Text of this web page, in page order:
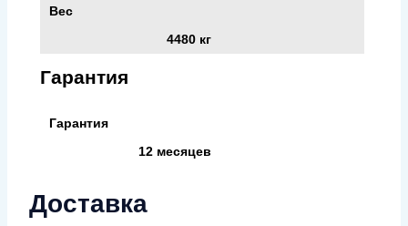
Вес
4480 кг
Гарантия
Гарантия
12 месяцев
Доставка